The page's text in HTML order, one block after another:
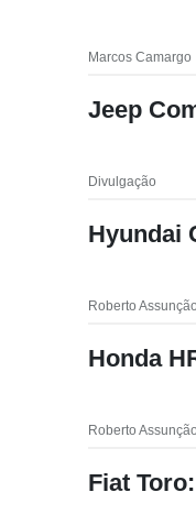
Marcos Camargo
Jeep
Divulgação
Hyundai
Roberto Assunção
Honda
Roberto Assunção
Fiat